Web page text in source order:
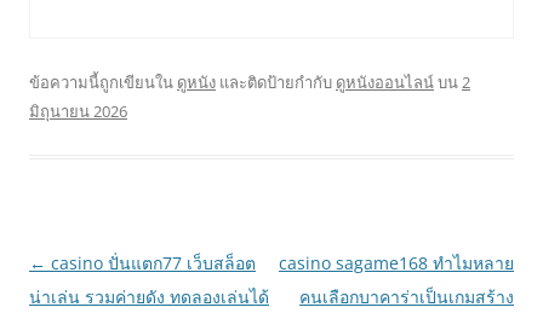
ข้อความนี้ถูกเขียนใน ดูหนัง และติดป้ายกำกับ ดูหนังออนไลน์บน2
มิถุนายน 2026
เมนู
นำทาง
← casino ปั่นแตก77 เว็บสล็อต
น่าเล่น รวมค่ายดัง ทดลองเล่นได้
casino sagame168 ทำไมหลาย
คนเลือกบาคาร่าเป็นเกมสร้าง